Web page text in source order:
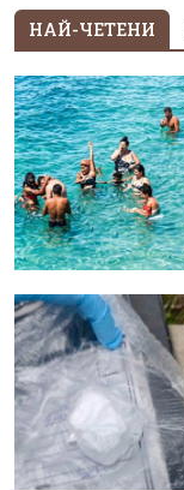
НАЙ-ЧЕТЕНИ